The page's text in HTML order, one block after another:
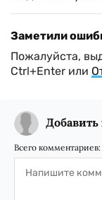
Заметили
Пожалуйста,
Ctrl+Enter или
Всего комментариев: